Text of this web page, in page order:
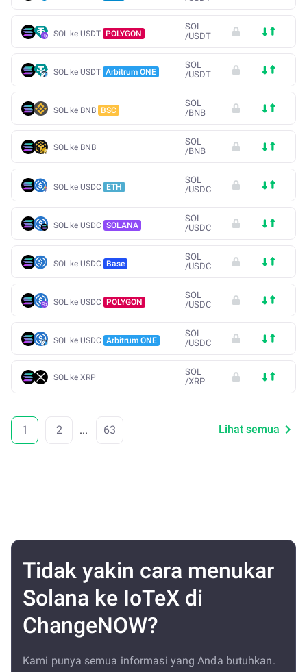
SOL ke USDT POLYGON
SOL
/USDT
SOL ke USDT Arbitrum ONE
SOL
/USDT
SOL ke BNB BSC
SOL
/BNB
SOL ke BNB
SOL
/BNB
SOL ke USDC ETH
SOL
/USDC
SOL ke USDC SOLANA
SOL
/USDC
SOL ke USDC Base
SOL
/USDC
SOL ke USDC POLYGON
SOL
/USDC
SOL ke USDC Arbitrum ONE
SOL
/USDC
SOL ke XRP
SOL
/XRP
1 2 ... 63 Lihat semua
Tidak yakin cara menukar
Solana ke IoTeX di
ChangeNOW?
Kami punya semua informasi yang Anda butuhkan.